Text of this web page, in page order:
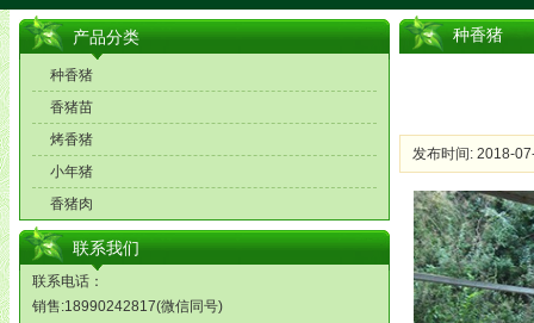
产品分类
种香猪
香猪苗
烤香猪
小年猪
香猪肉
联系我们
联系电话：
销售:18990242817(微信同号)
种香猪
发布时间: 2018-